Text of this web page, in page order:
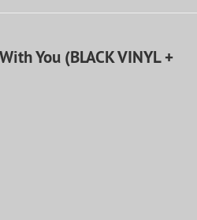
You (BLACK VINYL +